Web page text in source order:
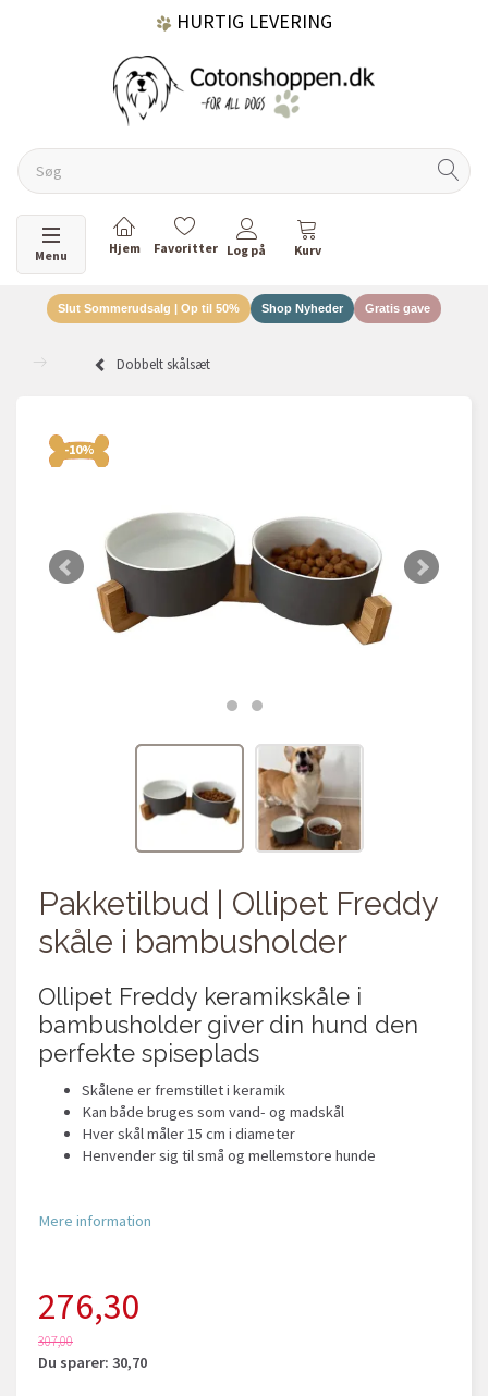
HURTIG LEVERING
60 DAGES RETURRET
Skifte navigation
Menu
Slut Sommerudsalg | Op til 50% Shop Nyheder Gratis gave
Dobbelt skålsæt
-10%
Pakketilbud | Ollipet Freddy
skåle i bambusholder
Ollipet Freddy keramikskåle i
bambusholder giver din hund den
perfekte spiseplads
Skålene er fremstillet i keramik
Kan både bruges som vand- og madskål
Hver skål måler 15 cm i diameter
Henvender sig til små og mellemstore hunde
Mere information
276,30
307,00
Du sparer: 30,70